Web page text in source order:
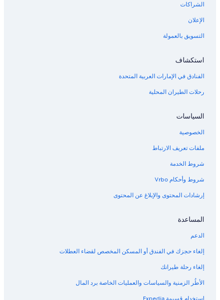
الشراكات
الإعلان
التسويق بالعمولة
استكشاف
الفنادق في الإمارات العربية المتحدة
رحلات الطيران المحلية
السياسات
الخصوصية
ملفات تعريف الارتباط
شروط الخدمة
شروط وأحكام Vrbo
إرشادات المحتوى والإبلاغ عن المحتوى
المساعدة
الدعم
إلغاء حجزك في الفندق أو المسكن المخصص لقضاء العطلات
إلغاء رحلة طيرانك
الأطُر الزمنية والسياسات والعمليات الخاصة برد المال